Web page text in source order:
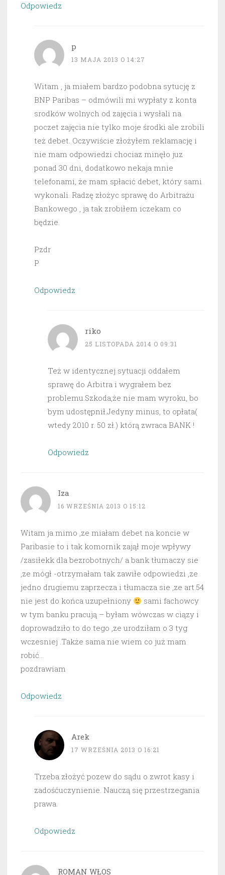
Odpowiedz
p
13 MAJA 2013 O 14:27
Witam , ja miałem bardzo podobna sytucję z
BNP Paribas – odmówili mi wypłaty z konta
srodków wolnych od zajęcia i wysłali na
poczet zajęcia nie tylko moje środki ale zrobili
też debet. Oczywiście złożyłem reklamację i
nie mam odpowiedzi chociaz minęło juz
ponad 30 dni, dodatkowo nekaja mnie
telefonami, że mam spłacić debet, który sami
wykonali. Radzę złożyc sprawę do Arbitrażu
Bankowego , ja tak zrobiłem iczekam co
będzie.
Pzdr
P
Odpowiedz
riko
25 LISTOPADA 2014 O 09:31
Też w identycznej sytuacji oddałem
sprawę do Arbitra i wygrałem bez
problemu.Szkoda,że nie mam wyroku, bo
bym udostępnił.Jedyny minus, to opłata(
wtedy 2010 r. 50 zł.) którą zwraca BANK !
Odpowiedz
Iza
16 WRZEŚNIA 2013 O 15:12
Witam ja mimo ,ze miałam debet na koncie w
Paribasie to i tak komornik zajął moje wpływy
/zasiłekk dla bezrobotnych/ a bank tłumaczy sie
,ze mógł -otrzymałam tak zawiłe odpowiedzi ,ze
jedno drugiemu zaprzecza i tłumacza sie ,ze art.54
nie jest do końca uzupełniony
sami fachowcy
w tym banku pracują – byłam wówczas w ciązy i
doprowadziło to do tego ,ze urodziłam o 3 tyg
wczesniej .Także sama nie wiem co już mam
robić…
pozdrawiam
Odpowiedz
Arek
17 WRZEŚNIA 2013 O 16:21
Trzeba złożyć pozew do sądu o zwrot kasy i
zadośćuczynienie. Nauczą się przestrzegania
prawa.
Odpowiedz
ROMAN WŁOS